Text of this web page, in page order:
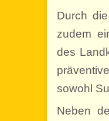
Durch
zudem
des
sowohl
Neben